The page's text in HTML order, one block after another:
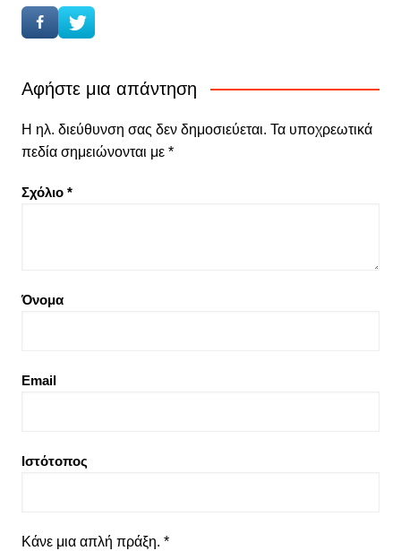
Αφήστε μια απάντηση
Η ηλ. διεύθυνση σας δεν δημοσιεύεται. Τα υποχρεωτικά
πεδία σημειώνονται με *
Σχόλιο *
Όνομα
Email
Ιστότοπος
Κάνε μια απλή πράξη. *